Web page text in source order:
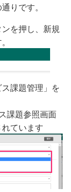
りです。
を押し、新規
課題管理」を
課題参照画面
ています